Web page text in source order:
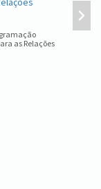
as Relações
Equipe